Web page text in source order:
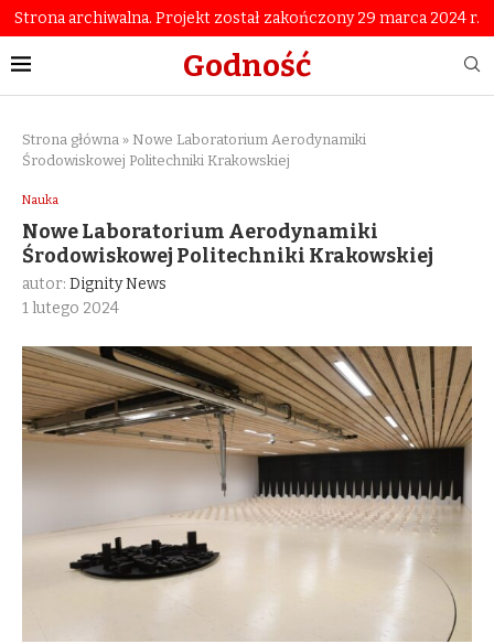
Strona archiwalna. Projekt został zakończony 29 marca 2024 r.
Godność
Strona główna » Nowe Laboratorium Aerodynamiki
Środowiskowej Politechniki Krakowskiej
Nauka
Nowe Laboratorium Aerodynamiki
Środowiskowej Politechniki Krakowskiej
autor: Dignity News
1 lutego 2024